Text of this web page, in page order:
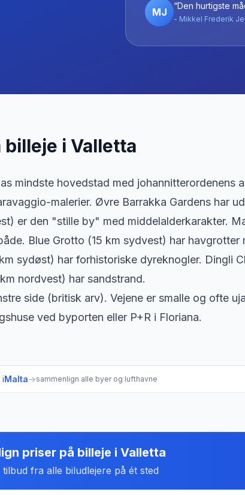
MJ
“Den hurtigste
- Mikkel Frederik
billeje i Valletta
mindste hovedstad med johannitterordenens
malerier. Øvre Barrakka Gardens har
er den "stille by" med middelalderkarakter.
Blue Grotto (15 km sydvest) har havgrotter
sydøst) har forhistoriske dyreknogler. Dingli
nordvest) har sandstrand.
side (britisk arv). Vejene er smalle og ofte
ved byporten eller P+R i Floriana.
iMalta→sammenlign alle byer og lufthavne
priser på billeje i Valletta
tilbud fra alle biludlejere på ét sted